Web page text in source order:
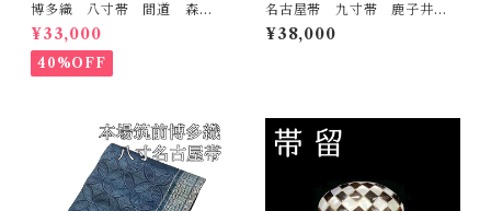
博多織 八寸帯 間道 森博
多織 正絹 日本製 未仕立
て 名古屋帯
¥33,000
40%OFF
名古屋帯 九寸帯 鹿子井山
田謹製 正絹 日本製 西陣
織 九寸名古屋帯 鹿子井山
¥38,000